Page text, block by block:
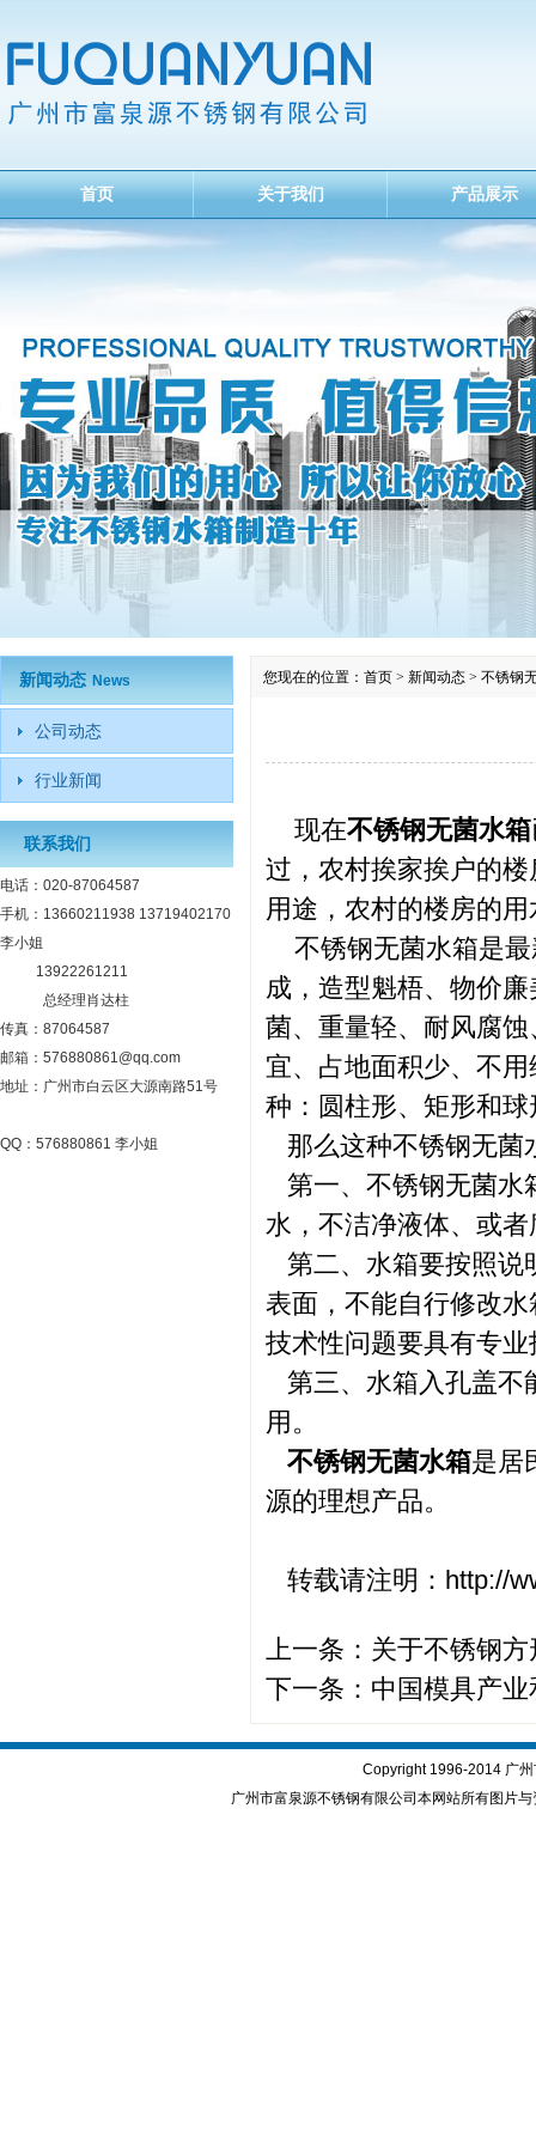
首页 关于我们 产品展示
您现在的位置： 首页 > 新闻动态 > 不锈钢
现在不锈钢无菌水箱
过，农村挨家挨户的
用途，农村的楼房的
不锈钢无菌水箱是最
成，造型魁梧、物价
菌、重量轻、耐风腐
宜、占地面积少、不
种：圆柱形、矩形和
那么这种不锈钢无菌
第一、不锈钢无菌水
水，不洁净液体、或
第二、水箱要按照说
表面，不能自行修改
技术性问题要具有专
第三、水箱入孔盖不
用。
不锈钢无菌水箱是居
源的理想产品。
转载请注明：http://
上一条： 关于不锈钢
下一条： 中国模具产
新闻动态 News
公司动态
行业新闻
联系我们
电话：020-87064587
手机：13660211938 13719402170
李小姐
13922261211
总经理肖达柱
传真：87064587
邮箱：576880861@qq.com
地址：广州市白云区大源南路51号
QQ：576880861 李小姐
Copyright 1996-2014 广
广州市富泉源不锈钢有限公司本网站所有图片